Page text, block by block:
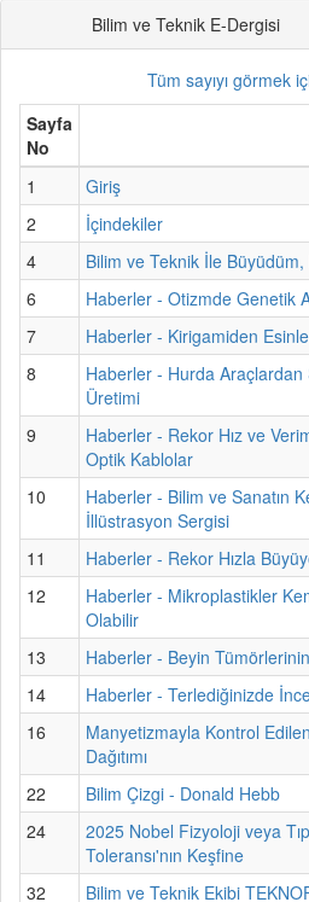
Bilim ve Teknik E-Dergisi
Tüm sayıyı görmek
Sayfa
No
1
Giriş
2
İçindekiler
4
Bilim ve Teknik İle
6
Haberler - Otizmde Genetik
7
Haberler - Kirigamiden
8
Haberler - Hurda
Üretimi
9
Haberler - Rekor Hız ve
Optik Kablolar
10
Haberler - Bilim ve Sanatın
İllüstrasyon Sergisi
11
Haberler - Rekor Hızla
12
Haberler - Mikroplastikler
Olabilir
13
Haberler - Beyin
14
Haberler - Terlediğinizde
16
Manyetizmayla Kontrol
Dağıtımı
22
Bilim Çizgi - Donald Hebb
24
2025 Nobel Fizyoloji veya
Toleransı'nın Keşfine
32
Bilim ve Teknik Ekibi